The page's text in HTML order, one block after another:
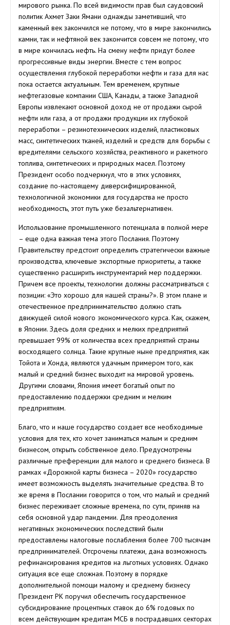
мирового рынка. По всей видимости прав был саудовский
политик Ахмет Заки Ямани однажды заметивший, что
каменный век закончился не потому, что в мире закончились
камни, так и нефтяной век закончится совсем не потому, что
в мире кончилась нефть. На смену нефти придут более
прогрессивные виды энергии. Вместе с тем вопрос
осуществления глубокой переработки нефти и газа для нас
пока остается актуальным. Тем временем, крупные
нефтегазовые компании США, Канады, а также Западной
Европы извлекают основной доход не от продажи сырой
нефти или газа, а от продажи продукции их глубокой
переработки – резинотехнических изделий, пластиковых
масс, синтетических тканей, изделий и средств для борьбы с
вредителями сельского хозяйства, реактивного и ракетного
топлива, синтетических и природных масел. Поэтому
Президент особо подчеркнул, что в этих условиях,
создание по-настоящему диверсифицированной,
технологичной экономики для государства не просто
необходимость, этот путь уже безальтернативен.
Использование промышленного потенциала в полной мере
– еще одна важная тема этого Послания. Поэтому
Правительству предстоит определить стратегически важные
производства, ключевые экспортные приоритеты, а также
существенно расширить инструментарий мер поддержки.
Причем все проекты, технологии должны рассматриваться с
позиции: «Это хорошо для нашей страны?». В этом плане и
отечественное предпринимательство должно стать
движущей силой нового экономического курса. Как, скажем,
в Японии. Здесь доля средних и мелких предприятий
превышает 99% от количества всех предприятий страны
восходящего солнца. Такие крупные ныне предприятия, как
Тойота и Хонда, являются удачным примером того, как
малый и средний бизнес выходит на мировой уровень.
Другими словами, Япония имеет богатый опыт по
предоставлению поддержки средним и мелким
предприятиям.
Благо, что и наше государство создает все необходимые
условия для тех, кто хочет заниматься малым и средним
бизнесом, открыть собственное дело. Предусмотрены
различные преференции для малого и среднего бизнеса. В
рамках «Дорожной карты бизнеса – 2020» государство
имеет возможность выделять значительные средства. В то
же время в Послании говорится о том, что малый и средний
бизнес переживает сложные времена, по сути, приняв на
себя основной удар пандемии. Для преодоления
негативных экономических последствий были
предоставлены налоговые послабления более 700 тысячам
предпринимателей. Отсрочены платежи, дана возможность
рефинансирования кредитов на льготных условиях. Однако
ситуация все еще сложная. Поэтому в порядке
дополнительной помощи малому и среднему бизнесу
Президент РК поручил обеспечить государственное
субсидирование процентных ставок до 6% годовых по
всем действующим кредитам МСБ в пострадавших секторах